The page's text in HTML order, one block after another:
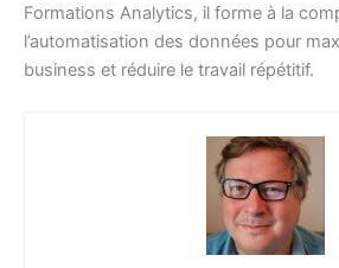
Formations Analytics, il forme à la
l’automatisation des données pour
business et réduire le travail répétitif.